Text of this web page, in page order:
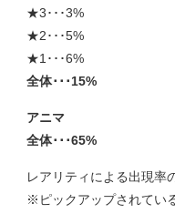
★3･･･3%
★2･･･5%
★1･･･6%
全体･･･15%
アニマ
全体･･･65%
レアリティによる出現率
※ピックアップされてい